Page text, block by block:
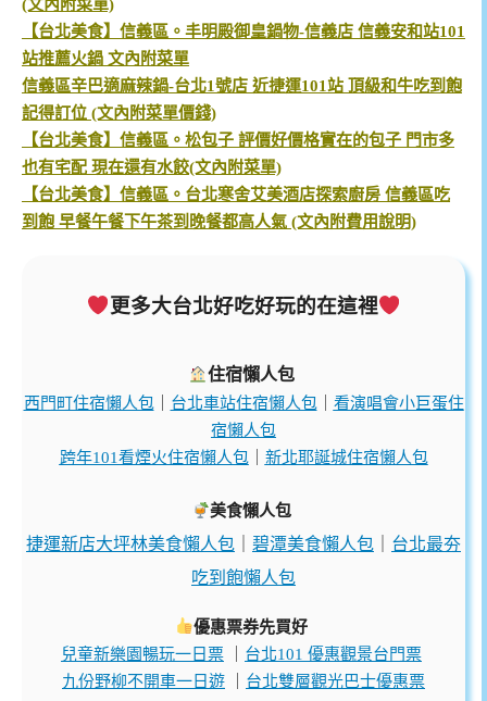
(文內附菜單)
【台北美食】信義區。丰明殿御皇鍋物-信義店 信義安和站101
站推薦火鍋 文內附菜單
信義區辛巴適麻辣鍋-台北1號店 近捷運101站 頂級和牛吃到飽
記得訂位 (文內附菜單價錢)
【台北美食】信義區。松包子 評價好價格實在的包子 門市多
也有宅配 現在還有水餃(文內附菜單)
【台北美食】信義區。台北寒舍艾美酒店探索廚房 信義區吃
到飽 早餐午餐下午茶到晚餐都高人氣 (文內附費用說明)
更多大台北好吃好玩的在這裡
住宿懶人包
西門町住宿懶人包｜ 台北車站住宿懶人包｜ 看演唱會小巨蛋住
宿懶人包
跨年101看煙火住宿懶人包｜ 新北耶誕城住宿懶人包
美食懶人包
捷運新店大坪林美食懶人包 碧潭美食懶人包
台北最夯
吃到飽懶人包
優惠票券先買好
兒童新樂園暢玩一日票
台北101 優惠觀景台門票
九份野柳不開車一日遊
台北雙層觀光巴士優惠票